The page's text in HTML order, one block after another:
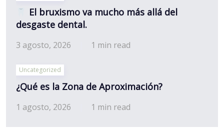
El bruxismo va mucho más allá del
desgaste dental.
3 agosto, 2026 1 min read
Uncategorized
¿Qué es la Zona de Aproximación?
1 agosto, 2026 1 min read